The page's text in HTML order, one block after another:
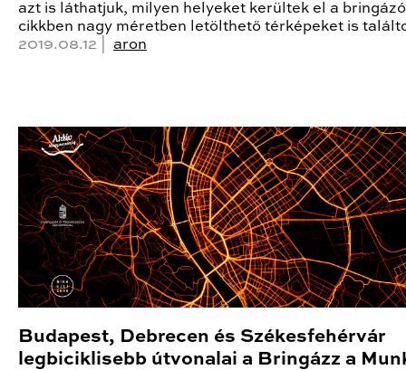
azt is láthatjuk, milyen helyeket kerültek el a
cikkben nagy méretben letölthető térképeket is
2019.08.12 | aron
Budapest, Debrecen és Székesfehérvár
legbiciklisebb útvonalai a Bringázz a